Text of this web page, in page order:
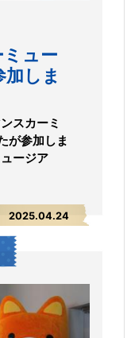
ュー
しま
スカーミ
が参加しま
ージア
2025.04.24